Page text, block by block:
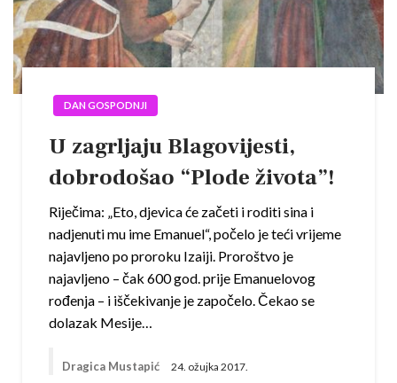
DAN GOSPODNJI
U zagrljaju Blagovijesti,
dobrodošao “Plode života”!
Riječima: „Eto, djevica će začeti i roditi sina i
nadjenuti mu ime Emanuel“, počelo je teći vrijeme
najavljeno po proroku Izaiji. Proroštvo je
najavljeno – čak 600 god. prije Emanuelovog
rođenja – i iščekivanje je započelo. Čekao se
dolazak Mesije…
Dragica Mustapić 24. ožujka 2017.